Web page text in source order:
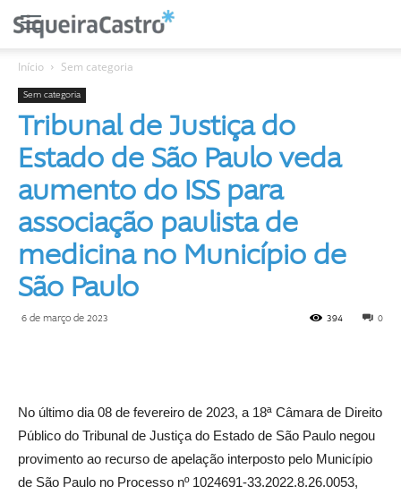
Início Sem categoria
Sem categoria
Tribunal de Justiça do
Estado de São Paulo veda
aumento do ISS para
associação paulista de
medicina no Município de
São Paulo
6 de março de 2023 0
394
No último dia 08 de fevereiro de 2023, a 18ª Câmara de Direito
Público do Tribunal de Justiça do Estado de São Paulo negou
provimento ao recurso de apelação interposto pelo Município
de São Paulo no Processo nº 1024691-33.2022.8.26.0053,